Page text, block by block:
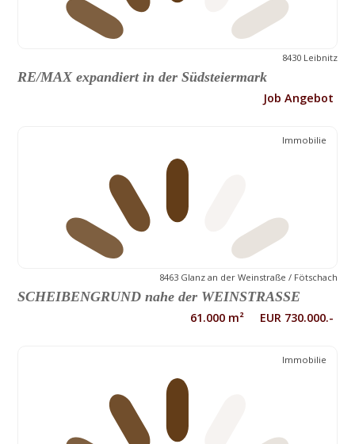
8430 Leibnitz
RE/MAX expandiert in der Südsteiermark
Job Angebot
Immobilie
8463 Glanz an der Weinstraße / Fötschach
SCHEIBENGRUND nahe der WEINSTRASSE
61.000 m² EUR 730.000.-
Immobilie